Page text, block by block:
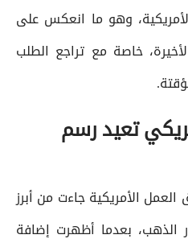
وهو ما انعكس على
خاصة مع تراجع الطلب
تعيد رسم
الأمريكية جاءت من أبرز
الذهب، بعدما أظهرت إضافة